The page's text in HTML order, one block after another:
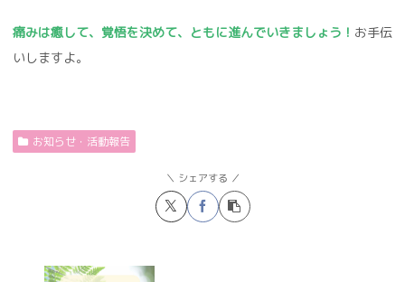
痛みは癒して、覚悟を決めて、ともに進んでいきましょう！ お手伝
いしますよ。
お知らせ・活動報告
シェアする